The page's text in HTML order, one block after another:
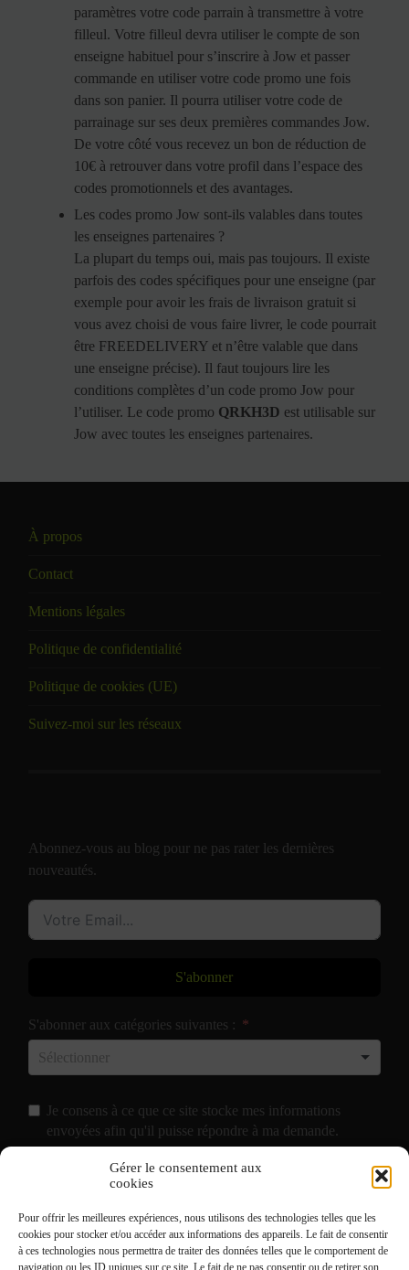
Gérer le consentement aux
cookies
Pour offrir les meilleures expériences, nous utilisons des technologies telles que les
cookies pour stocker et/ou accéder aux informations des appareils. Le fait de consentir
à ces technologies nous permettra de traiter des données telles que le comportement de
navigation ou les ID uniques sur ce site. Le fait de ne pas consentir ou de retirer son
paramètres votre code parrain à transmettre à votre
filleul. Votre filleul devra utiliser le compte de son
enseigne habituel pour s’inscrire à Jow et passer
commande en utiliser votre code promo une fois
dans son panier. Il pourra utiliser votre code de
parrainage sur ses deux premières commandes Jow.
De votre côté vous recevez un bon de réduction de
10€ à retrouver dans votre profil dans l’espace des
codes promotionnels et des avantages.
Les codes promo Jow sont-ils valables dans toutes
les enseignes partenaires ?
La plupart du temps oui, mais pas toujours. Il existe
parfois des codes spécifiques pour une enseigne (par
exemple pour avoir les frais de livraison gratuit si
vous avez choisi de vous faire livrer, le code pourrait
être FREEDELIVERY et n’être valable que dans
une enseigne précise). Il faut toujours lire les
conditions complètes d’un code promo Jow pour
l’utiliser. Le code promo QRKH3D est utilisable sur
Jow avec toutes les enseignes partenaires.
À propos
Contact
Mentions légales
Politique de confidentialité
Politique de cookies (UE)
Suivez-moi sur les réseaux
Abonnez-vous au blog pour ne pas rater les dernières
nouveautés.
S'abonner
S'abonner aux catégories suivantes :
Je consens à ce que ce site stocke mes informations
envoyées afin qu'il puisse répondre à ma demande.
J'accepte de recevoir vos e-mails et confirme avoir pris
Mentions Légales.